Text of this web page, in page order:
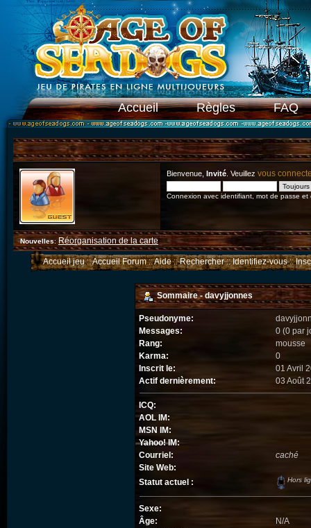
Accueil Règles FAQ
Bienvenue, Invité . Veuillez vous
Connexion avec identifiant, mot de passe et
Nouvelles: Réorganisation de la carte
Accueil jeu::Accueil Forum::Aide::Rechercher::Identifiez-vous::
Sommaire - davyjjonnes
Pseudonyme:
Messages:
0 (0 par
Rang:
mousse
Karma:
0
Inscrit le:
01 Avril
Actif dernièrement:
03 Août
ICQ:
AOL IM:
MSN IM:
Yahoo! IM:
Courriel:
caché
Site Web:
Statut actuel :
Hors
Sexe:
Âge:
N/A